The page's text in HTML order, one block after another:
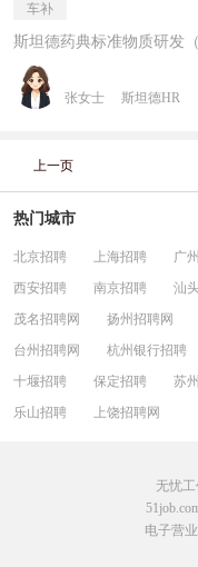
车补
斯坦德药典标准物质研发
张女士 斯坦德HR
上一页
热门城市
北京招聘 上海招聘 广
西安招聘
南京招聘 汕
茂名招聘网
扬州招聘网
台州招聘网
杭州银行招聘
十堰招聘
保定招聘 苏
乐山招聘
上饶招聘网
无忧工
电子营